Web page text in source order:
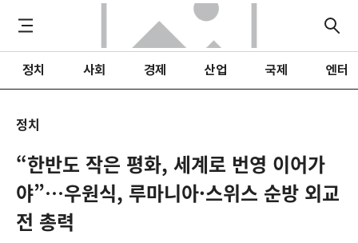
정치 사회 경제 산업 국제 엔터
정치
“한반도 작은 평화, 세계로 번영 이어가
야”…우원식, 루마니아·스위스 순방 외교
전 총력